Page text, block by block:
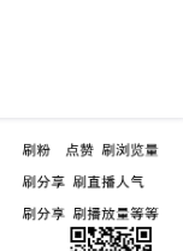
Facebook